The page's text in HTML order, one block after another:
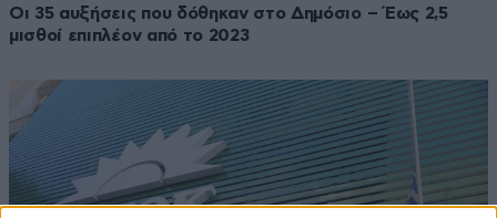
Οι 35 αυξήσεις που δόθηκαν στο Δημόσιο – Έως 2,5
μισθοί επιπλέον από το 2023